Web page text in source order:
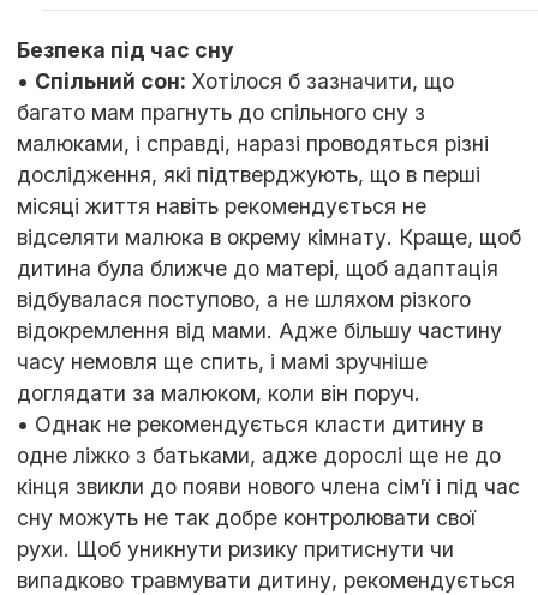
Безпека під час сну
• Спільний сон: Хотілося б зазначити, що
багато мам прагнуть до спільного сну з
малюками, і справді, наразі проводяться різні
дослідження, які підтверджують, що в перші
місяці життя навіть рекомендується не
відселяти малюка в окрему кімнату. Краще, щоб
дитина була ближче до матері, щоб адаптація
відбувалася поступово, а не шляхом різкого
відокремлення від мами. Адже більшу частину
часу немовля ще спить, і мамі зручніше
доглядати за малюком, коли він поруч.
• Однак не рекомендується класти дитину в
одне ліжко з батьками, адже дорослі ще не до
кінця звикли до появи нового члена сім'ї і під час
сну можуть не так добре контролювати свої
рухи. Щоб уникнути ризику притиснути чи
випадково травмувати дитину, рекомендується